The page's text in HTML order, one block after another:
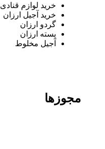
خرید لوازم قنادی
خرید آجیل ارزان
گردو ارزان
پسته ارزان
آجیل مخلوط
مجوزها